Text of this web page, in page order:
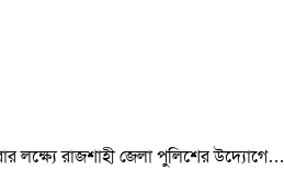
লক্ষ্যে রাজশাহী জেলা পুলিশের উদ্যোগে…